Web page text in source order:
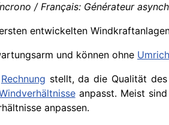
/ Français: Générateur
entwickelten
und können ohne
Rechnung stellt, da die Qualität des
anpasst. Meist
anpassen.